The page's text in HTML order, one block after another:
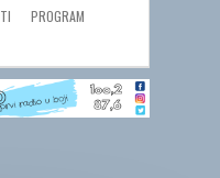
PROGRAM